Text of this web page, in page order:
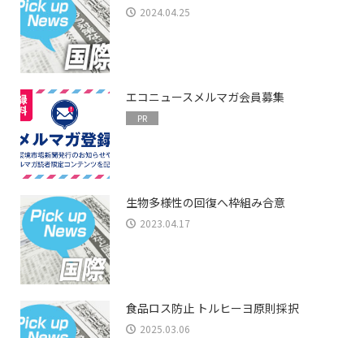
2024.04.25
エコニュースメルマガ会員募集
PR
生物多様性の回復へ枠組み合意
2023.04.17
食品ロス防止 トルヒーヨ原則採択
2025.03.06